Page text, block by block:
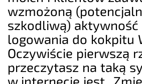
wzmożoną
szkodliwą) aktywność
logowania do kokpitu
Oczywiście pierwszą
przeczytasz na taką
w internecie jest